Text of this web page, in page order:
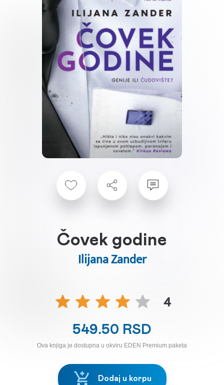
Čovek godine
Ilijana Zander
4
549.50 RSD
Ova knjiga je dostupna u okviru EDEN Premium paketa
Dodaj u korpu